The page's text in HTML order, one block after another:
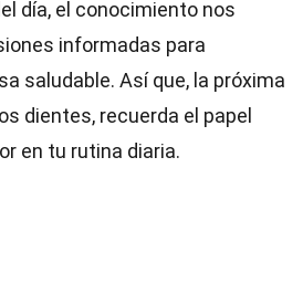
día, el conocimiento nos
informadas para
saludable. Así que, la próxima
dientes, recuerda el papel
en tu rutina diaria.